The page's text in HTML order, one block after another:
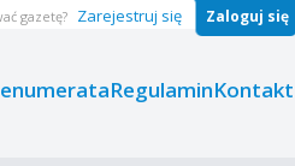
RegulaminKontakt
gazetę? Zarejestruj się Zaloguj się